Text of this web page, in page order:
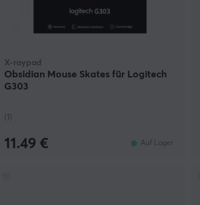
X-raypad
Obsidian Mouse Skates für Logitech
G303
(1)
11.49 € Auf Lager